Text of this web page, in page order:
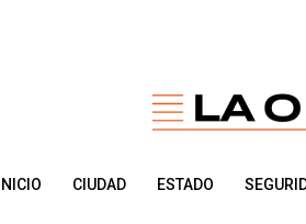
INICIO CIUDAD ESTADO